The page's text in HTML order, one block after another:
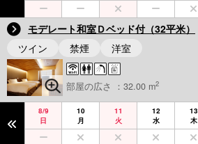
モデレート和室Ｄベッド付（32平米）
ツイン
禁煙 洋室
部屋の広さ ：32.00 m2
8/9
日
10
月
11
火
12
水
13
木